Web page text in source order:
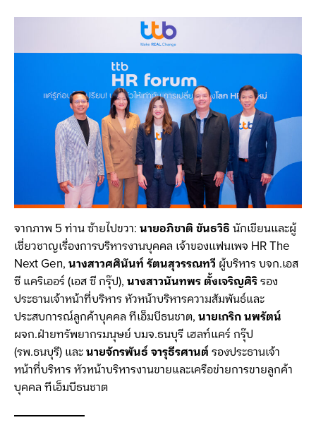
จากภาพ 5 ท่าน ซ้ายไปขวา:นายอภิชาติ ขันธวิธินักเขียนและผู้
เชี่ยวชาญเรื่องการบริหารงานบุคคล เจ้าของแฟนเพจ HR The
Next Gen,นางสาวศศินันท์ รัตนสุวรรณทวี ผู้บริหาร บจก.เอส
ซี แคริเออร์ (เอส ซี กรุ๊ป),นางสาวนันทพร ตั้งเจริญศิริรอง
ประธานเจ้าหน้าที่บริหาร หัวหน้าบริหารความสัมพันธ์และ
ประสบการณ์ลูกค้าบุคคล ทีเอ็มบีธนชาต,นายเกริก นพรัตน์
ผจก.ฝ่ายทรัพยากรมนุษย์ บมจ.ธนบุรี เฮลท์แคร์ กรุ๊ป
(รพ.ธนบุรี) และนายจักรพันธ์ จารุธีรศานต์รองประธานเจ้า
หน้าที่บริหาร หัวหน้าบริหารงานขายและเครือข่ายการขายลูกค้า
บุคคล ทีเอ็มบีธนชาต